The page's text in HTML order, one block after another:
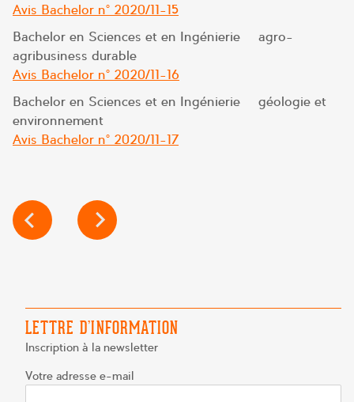
Avis Bachelor n° 2020/11-15
Bachelor en Sciences et en Ingénierie – agro-
agribusiness durable
Avis Bachelor n° 2020/11-16
Bachelor en Sciences et en Ingénierie – géologie et
environnement
Avis Bachelor n° 2020/11-17
NAVIGATION
DE
LETTRE D’INFORMATION
Inscription à la newsletter
Votre adresse e-mail